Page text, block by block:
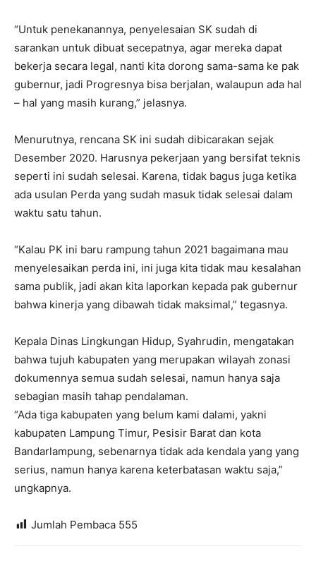
“Untuk penekanannya, penyelesaian SK sudah di
sarankan untuk dibuat secepatnya, agar mereka dapat
bekerja secara legal, nanti kita dorong sama-sama ke pak
gubernur, jadi Progresnya bisa berjalan, walaupun ada hal
– hal yang masih kurang,” jelasnya.
Menurutnya, rencana SK ini sudah dibicarakan sejak
Desember 2020. Harusnya pekerjaan yang bersifat teknis
seperti ini sudah selesai. Karena, tidak bagus juga ketika
ada usulan Perda yang sudah masuk tidak selesai dalam
waktu satu tahun.
“Kalau PK ini baru rampung tahun 2021 bagaimana mau
menyelesaikan perda ini, ini juga kita tidak mau kesalahan
sama publik, jadi akan kita laporkan kepada pak gubernur
bahwa kinerja yang dibawah tidak maksimal,” tegasnya.
Kepala Dinas Lingkungan Hidup, Syahrudin, mengatakan
bahwa tujuh kabupaten yang merupakan wilayah zonasi
dokumennya semua sudah selesai, namun hanya saja
sebagian masih tahap pendalaman.
“Ada tiga kabupaten yang belum kami dalami, yakni
kabupaten Lampung Timur, Pesisir Barat dan kota
Bandarlampung, sebenarnya tidak ada kendala yang yang
serius, namun hanya karena keterbatasan waktu saja,”
ungkapnya.
Jumlah Pembaca 555